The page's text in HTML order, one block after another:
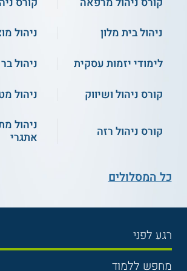
פרא-רפואיות ועד בתי חולים.
** לתשומת לבך נכונות המידע
מעת לעת. המידע המוצג כאן נכתב
צוות האתר. למען הסר ספק בין
למידע נוסף לחצו: מכללת הולידיי
לימודי מלונאות מתאים לך?
ניהול בית מלון
ניהול
לימודי יזמות עסקית
ניהול בר
קורס ניהול ושיווק
ניהול
קורס ניהול רזה
ניהול
אתגרי
כל המסלולים
רגע לפני
בחירת לימודים
מחפש ללמוד